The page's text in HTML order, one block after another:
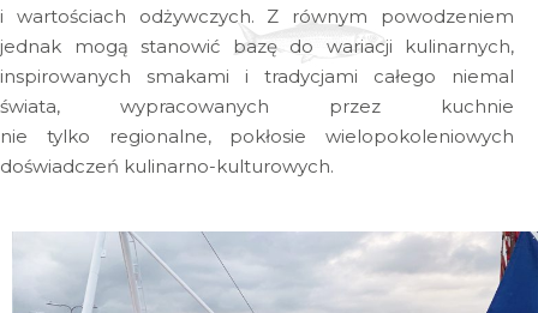
i wartościach odżywczych. Z równym powodzeniem
jednak mogą stanowić bazę do wariacji kulinarnych,
inspirowanych smakami i tradycjami całego niemal
świata, wypracowanych przez kuchnie
nie tylko regionalne, pokłosie wielopokoleniowych
doświadczeń kulinarno-kulturowych.